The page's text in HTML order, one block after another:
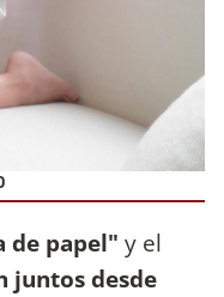
de papel" y el
juntos desde